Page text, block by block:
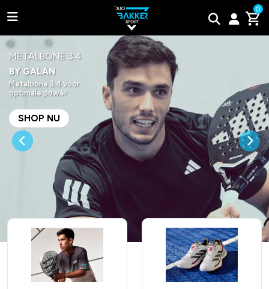
0
Adidas
Bullpadel
Tweede kans padel rackets
NEW
HACK 04 26
Bullpadel 2026 rackets
SHOP NU
Vorige